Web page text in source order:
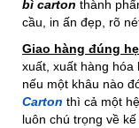
bì carton thành
cầu, in ấn đẹp, rõ
Giao hàng đúng
xuất, xuất hàng hóa
nếu một khâu nào
Carton thì cả một
luôn chú trọng về